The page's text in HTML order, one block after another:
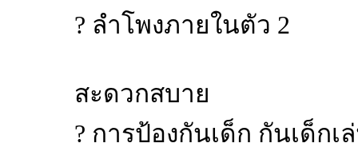
? ลำโพงภายในตัว 2
สะดวกสบาย
? การป้องกันเด็ก กันเด็ก